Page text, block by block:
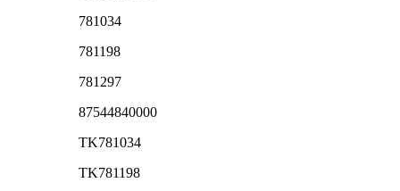
781034
781198
781297
87544840000
TK781034
TK781198